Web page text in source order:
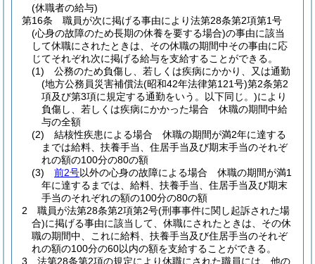
(休職者の給与)
第16条
職員が次に掲げる事由により法第28条第2項第1号
(心身の故障のため長期の休養を要する場合)の事由に該当
して休職にされたときは、その休職の期間中その事由に応
じてそれぞれ次に掲げる給与を支給することができる。
(1)
公務のため負傷し、若しくは疾病にかかり、又は通勤
(地方公務員災害補償法(昭和42年法律第121号)第2条第2
項及び第3項に規定する通勤をいう。以下同じ。)により
負傷し、若しくは疾病にかかった場合 休職の期間中給
与の全額
(2)
結核性疾患による場合 休職の期間が満2年に達する
までは給料、扶養手当、住居手当及び期末手当のそれぞ
れの額の100分の80の額
(3)
前2号以外の心身の故障による場合 休職の期間が満1
年に達するまでは、給料、扶養手当、住居手当及び期末
手当のそれぞれの額の100分の80の額
2
職員が法第28条第2項第2号(刑事事件に関し起訴された場
合)に掲げる事由に該当して、休職にされたときは、その休
職の期間中、これに給料、扶養手当及び住居手当のそれぞ
れの額の100分の60以内の額を支給することができる。
3
法第28条第2項の規定により休職にされた職員には、他の